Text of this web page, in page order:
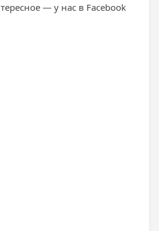
— у нас в Facebook